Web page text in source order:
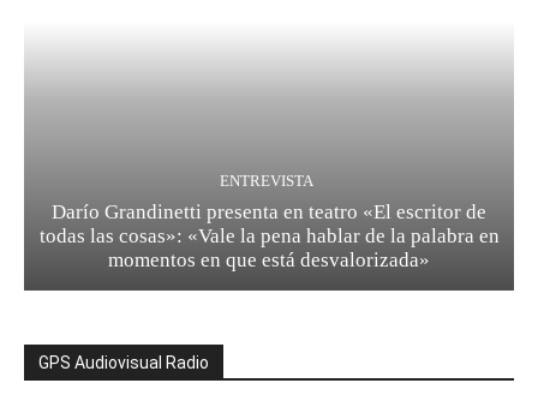
ENTREVISTA
Darío Grandinetti presenta en teatro «El escritor de
todas las cosas»: «Vale la pena hablar de la palabra en
momentos en que está desvalorizada»
GPS Audiovisual Radio